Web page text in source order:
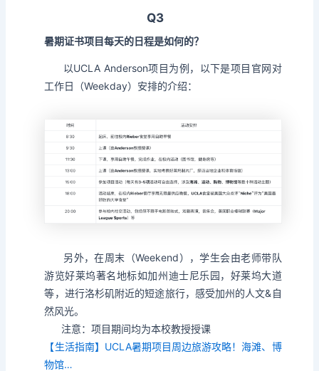
Q3
暑期证书项目每天的日程是如何的？
以UCLA Anderson项目为例，以下是项目官网对
工作日（Weekday）安排的介绍：
另外，在周末（Weekend），学生会由老师带队
游览好莱坞著名地标如加州迪士尼乐园，好莱坞大道
等，进行洛杉矶附近的短途旅行，感受加州的人文&自
然风光。
注意：项目期间均为本校教授授课
【生活指南】UCLA暑期项目周边旅游攻略！海滩、博
物馆…